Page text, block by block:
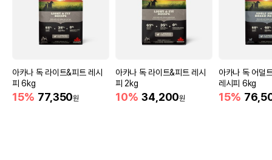
아카나 독 라이트&피트 레시
피 6kg
15% 77,350원
아카나 독 라이트&피트 레시
피 2kg
10% 34,200원
아카나 독 어덜
레시피 6kg
15%